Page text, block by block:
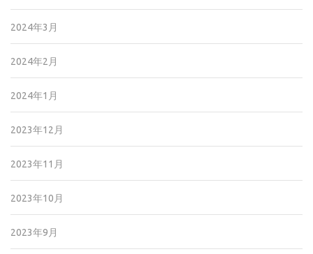
2024年3月
2024年2月
2024年1月
2023年12月
2023年11月
2023年10月
2023年9月